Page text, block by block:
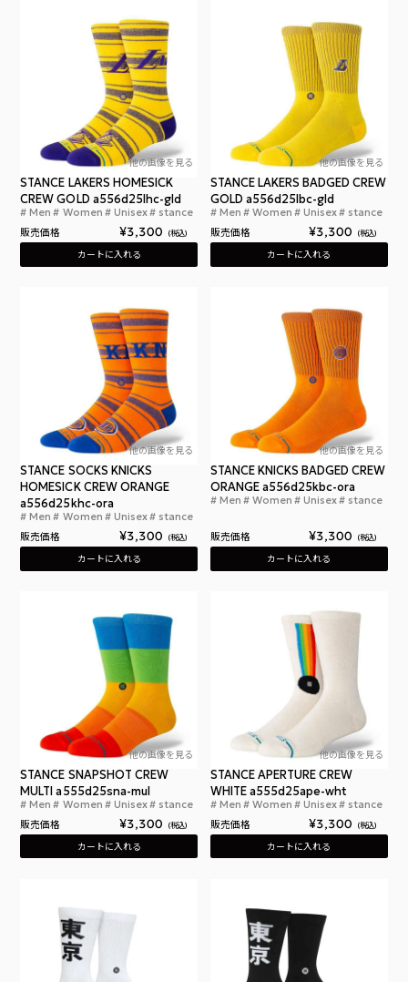
他の画像を見る
スタンス レイカーズ ホームシック クルー ゴールド
STANCE LAKERS HOMESICK
CREW GOLD a556d25lhc-gld
Men Women Unisex stance
販売価格 ¥3,300 税込
カートに入れる
他の画像を見る
STANCE LAKERS BADGED CREW
GOLD a556d25lbc-gld
Men Women Unisex stance
販売価格 ¥3,300 税込
カートに入れる
他の画像を見る
STANCE SOCKS KNICKS
HOMESICK CREW ORANGE
a556d25khc-ora
Men Women Unisex stance
販売価格 ¥3,300 税込
カートに入れる
他の画像を見る
STANCE KNICKS BADGED CREW
ORANGE a556d25kbc-ora
Men Women Unisex stance
販売価格 ¥3,300 税込
カートに入れる
他の画像を見る
スタンス スナップショット クルー マルチ
STANCE SNAPSHOT CREW
MULTI a555d25sna-mul
Men Women Unisex stance
販売価格 ¥3,300 税込
カートに入れる
他の画像を見る
STANCE APERTURE CREW
WHITE a555d25ape-wht
Men Women Unisex stance
販売価格 ¥3,300 税込
カートに入れる